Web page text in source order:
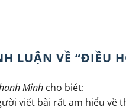
LUẬN VỀ “ĐIỀU
Minh cho biết:
viết bài rất am hiểu về